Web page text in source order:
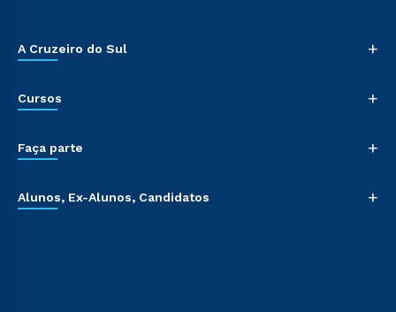
A Cruzeiro do Sul +
Cursos +
Faça parte +
Alunos, Ex-Alunos, Candidatos +